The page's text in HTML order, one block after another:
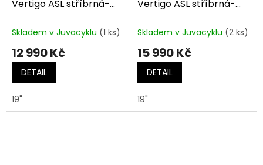
Vertigo ASL stříbrná-
Skladem v Juvacyklu (1 ks)
12 990 Kč
DETAIL
19"
Vertigo ASL stříbrná-
Skladem v Juvacyklu (2 ks)
15 990 Kč
DETAIL
19"